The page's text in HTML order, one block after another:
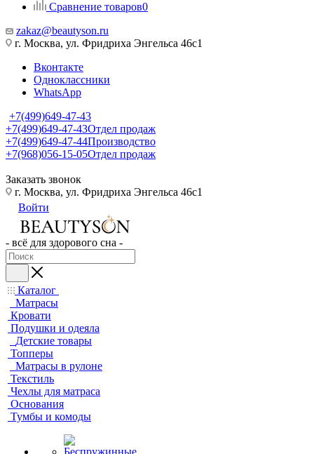
Сравнение товаров0
zakaz@beautyson.ru
г. Москва, ул. Фридриха Энгельса 46с1
Вконтакте
Одноклассники
WhatsApp
+7(499)649-47-43
+7(499)649-47-43Отдел продаж
+7(499)649-47-44Производство
+7(968)056-15-05Отдел продаж
Заказать звонок
г. Москва, ул. Фридриха Энгельса 46с1
Войти
- всё для здорового сна -
Каталог
Матрасы
Кровати
Подушки и одеяла
Детские товары
Топперы
Матрасы в рулоне
Текстиль
Чехлы для матраса
Основания
Тумбы и комоды